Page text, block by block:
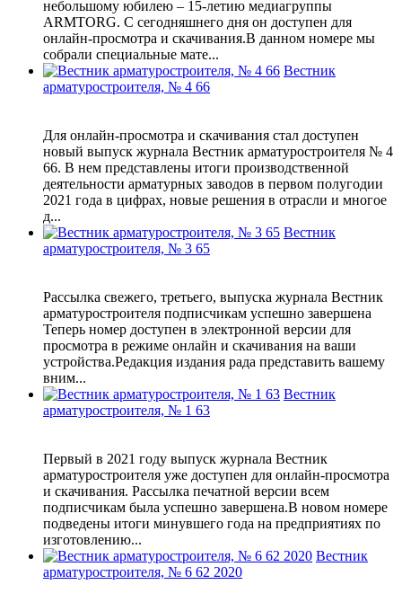
небольшому юбилею – 15-летию медиагруппы
ARMTORG. С сегодняшнего дня он доступен для
онлайн-просмотра и скачивания.В данном номере мы
собрали специальные мате...
Вестник
арматуростроителя, № 4 66
Для онлайн-просмотра и скачивания стал доступен
новый выпуск журнала Вестник арматуростроителя № 4
66. В нем представлены итоги производственной
деятельности арматурных заводов в первом полугодии
2021 года в цифрах, новые решения в отрасли и многое
д...
Вестник
арматуростроителя, № 3 65
Рассылка свежего, третьего, выпуска журнала Вестник
арматуростроителя подписчикам успешно завершена
Теперь номер доступен в электронной версии для
просмотра в режиме онлайн и скачивания на ваши
устройства.Редакция издания рада представить вашему
вним...
Вестник
арматуростроителя, № 1 63
Первый в 2021 году выпуск журнала Вестник
арматуростроителя уже доступен для онлайн-просмотра
и скачивания. Рассылка печатной версии всем
подписчикам была успешно завершена.В новом номере
подведены итоги минувшего года на предприятиях по
изготовлению...
Вестник
арматуростроителя, № 6 62 2020